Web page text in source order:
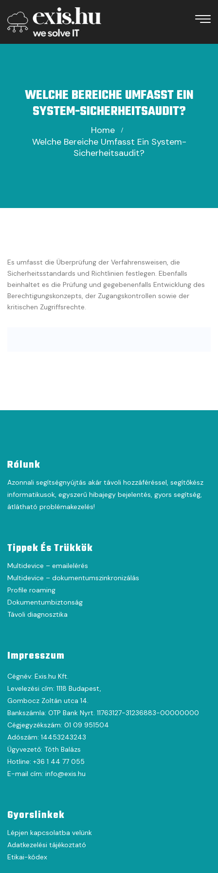
WELCHE BEREICHE UMFASST EIN
SYSTEM-SICHERHEITSAUDIT?
Home
Welche Bereiche Umfasst Ein System-
Sicherheitsaudit?
Es umfasst die Überprüfung der Verfahrensweisen, die
Sicherheitsstandards und Richtlinien festlegen. Ebenfalls
beinhaltet es die Prüfung und gegebenenfalls Entwicklung des
Berechtigungskonzepts, der Zugangskontrollen sowie der
kritischen Zugriffsrechte.
Rólunk
Azonnali segítségnyújtás akár távoli hozzáféréssel, segítőkész
informatikusok, egyszerű hibajegy bejelentés, gyors segítség,
átlátható problémakezelés!
Tippek És Trükkök
Multidevice – emailelérés
Multidevice – dokumentumszinkronizálás
Profile roaming
Dokumentumbiztonság
Távoli diagnosztika
Impresszum
Cégnév: Exis.hu Kft.
Levelezési cím: 1118 Budapest,
Gombocz Zoltán utca 14.
Bankszámla: OTP Bank Nyrt. 11763127-31236883-00000000
Cégjegyzékszám: 01 09 951504
Adószám: 14453243243
Ügyvezető: Tóth Balázs
Hotline: +36 1 44 77 055
E-mail cím: info@exis.hu
Gyorslinkek
Lépjen kapcsolatba velünk
Adatkezelési tájékoztató
Etikai-kódex